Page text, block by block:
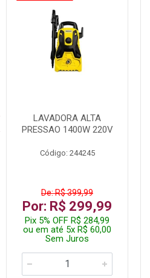
LAVADORA ALTA
PRESSAO 1400W 220V
Código: 244245
De: R$ 399,99
Por: R$ 299,99
Pix 5% OFF R$ 284,99
ou em até 5x R$ 60,00
Sem Juros